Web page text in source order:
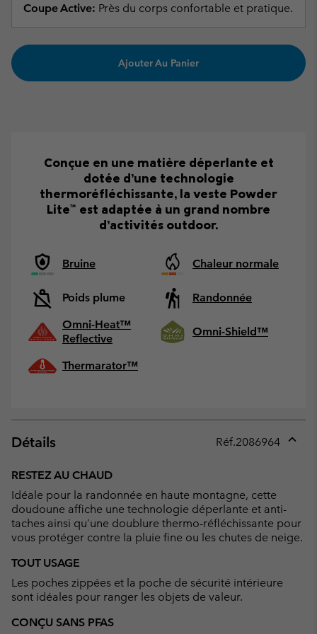
Coupe Active: Près du corps confortable et pratique.
Ajouter Au Panier
Conçue en une matière déperlante et
dotée d’une technologie
thermoréfléchissante, la veste Powder
Lite™ est adaptée à un grand nombre
d’activités outdoor.
Bruine Chaleur normale
Poids plume
Randonnée
Omni-Heat™
Reflective
Omni-Shield™
Thermarator™
Détails Réf.2086964
RESTEZ AU CHAUD
Idéale pour la randonnée en haute montagne, cette
doudoune affiche une technologie déperlante et anti-
taches ainsi qu’une doublure thermo-réfléchissante pour
vous protéger contre la pluie fine ou les chutes de neige.
TOUT USAGE
Les poches zippées et la poche de sécurité intérieure
sont idéales pour ranger les objets de valeur.
CONÇU SANS PFAS